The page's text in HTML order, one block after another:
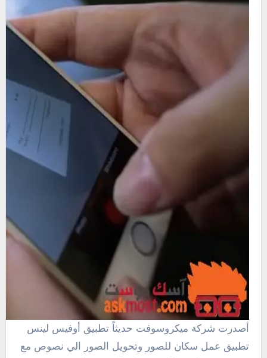
تطبيق عمل سكان للصور وتحويل الصور الي نصوص مع